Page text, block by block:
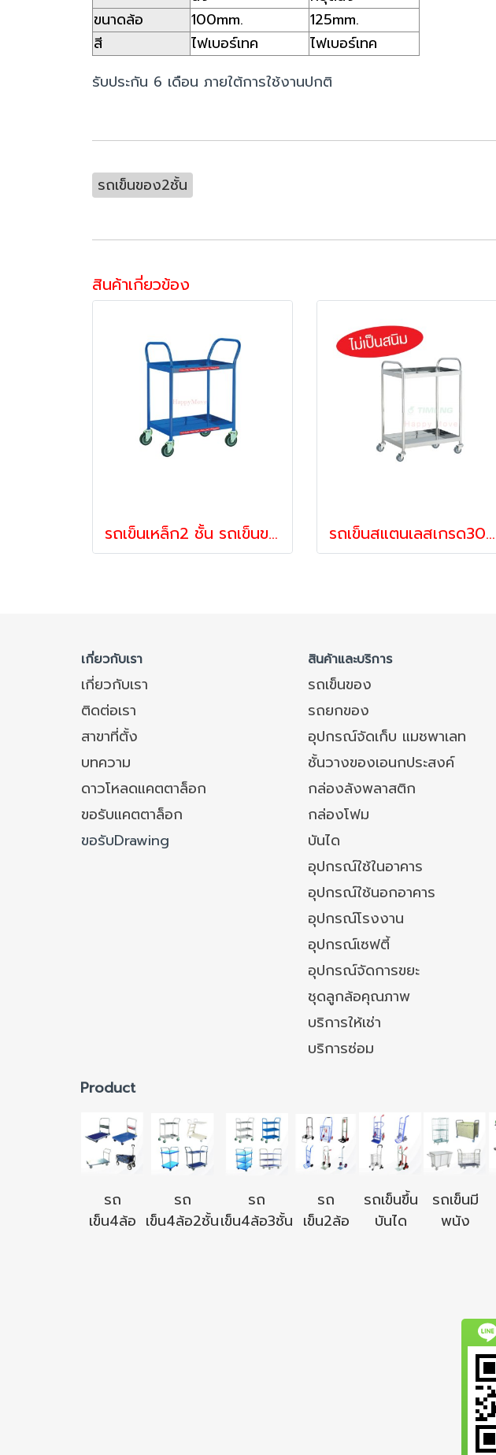
ขนาดล้อ
100mm.
125mm.
สี
ไฟเบอร์เทค
ไฟเบอร์เทค
รับประกัน 6 เดือน ภายใต้การใช้งานปกติ
รถเข็นของ2ชั้น
สินค้าเกี่ยวข้อง
รถเข็นเหล็ก2 ชั้น รถเข็นของ รถเข็นเครื่องมือช่าง รถเข็นเสริฟอาหาร รถเข็นเก็บจาน รับน้ำหนัก 100-150กก. Happy Move 53946 รถเข็นสแตนเลสเกรด304 2ชั้น รถเข็นอาหาร รถเข็นเสิร์ฟอาหาร รถเข็น2ชั้น รถเข็นเอนกประสงค์ Happy Move 51614
เกี่ยวกับเรา สินค้าและบริการ
เกี่ยวกับเรา รถเข็นของ
ติดต่อเรา
รถยกของ
สาขาที่ตั้ง
อุปกรณ์จัดเก็บ แมชพาเลท
บทความ
ชั้นวางของเอนกประสงค์
ดาวโหลดแคตตาล็อก
กล่องลังพลาสติก
ขอรับแคตตาล็อก
กล่องโฟม
ขอรับDrawing
บันได
อุปกรณ์ใช้ในอาคาร
อุปกรณ์ใช้นอกอาคาร
อุปกรณ์โรงงาน
อุปกรณ์เซฟตี้
อุปกรณ์จัดการขยะ
ชุดลูกล้อคุณภาพ
บริการให้เช่า
บริการซ่อม
Product
รถ
เข็น4ล้อ
รถ
เข็น4ล้อ2ชั้น
รถ
เข็น4ล้อ3ชั้น
รถ
เข็น2ล้อ
รถเข็นขึ้น
บันได
รถเข็นมี
พนัง